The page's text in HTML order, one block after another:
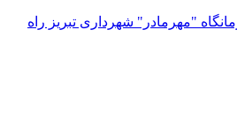
"مهرمادر" شهرداری تبریز راه